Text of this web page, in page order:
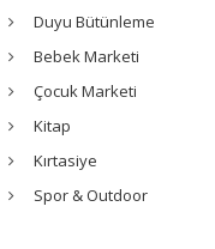
Duyu Bütünleme
Bebek Marketi
Çocuk Marketi
Kitap
Kırtasiye
Spor & Outdoor